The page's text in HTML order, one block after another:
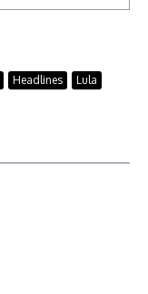
Headlines
Lula